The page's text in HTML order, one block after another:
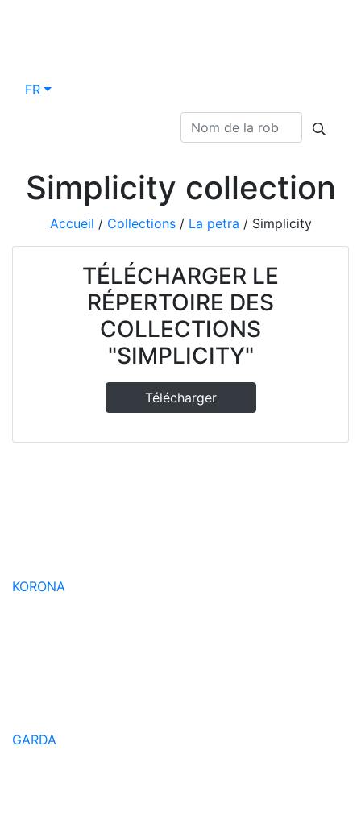
FR
Simplicity collection
Accueil / Collections/ La petra / Simplicity
TÉLÉCHARGER LE
RÉPERTOIRE DES
COLLECTIONS
"SIMPLICITY"
Télécharger
KORONA
GARDA